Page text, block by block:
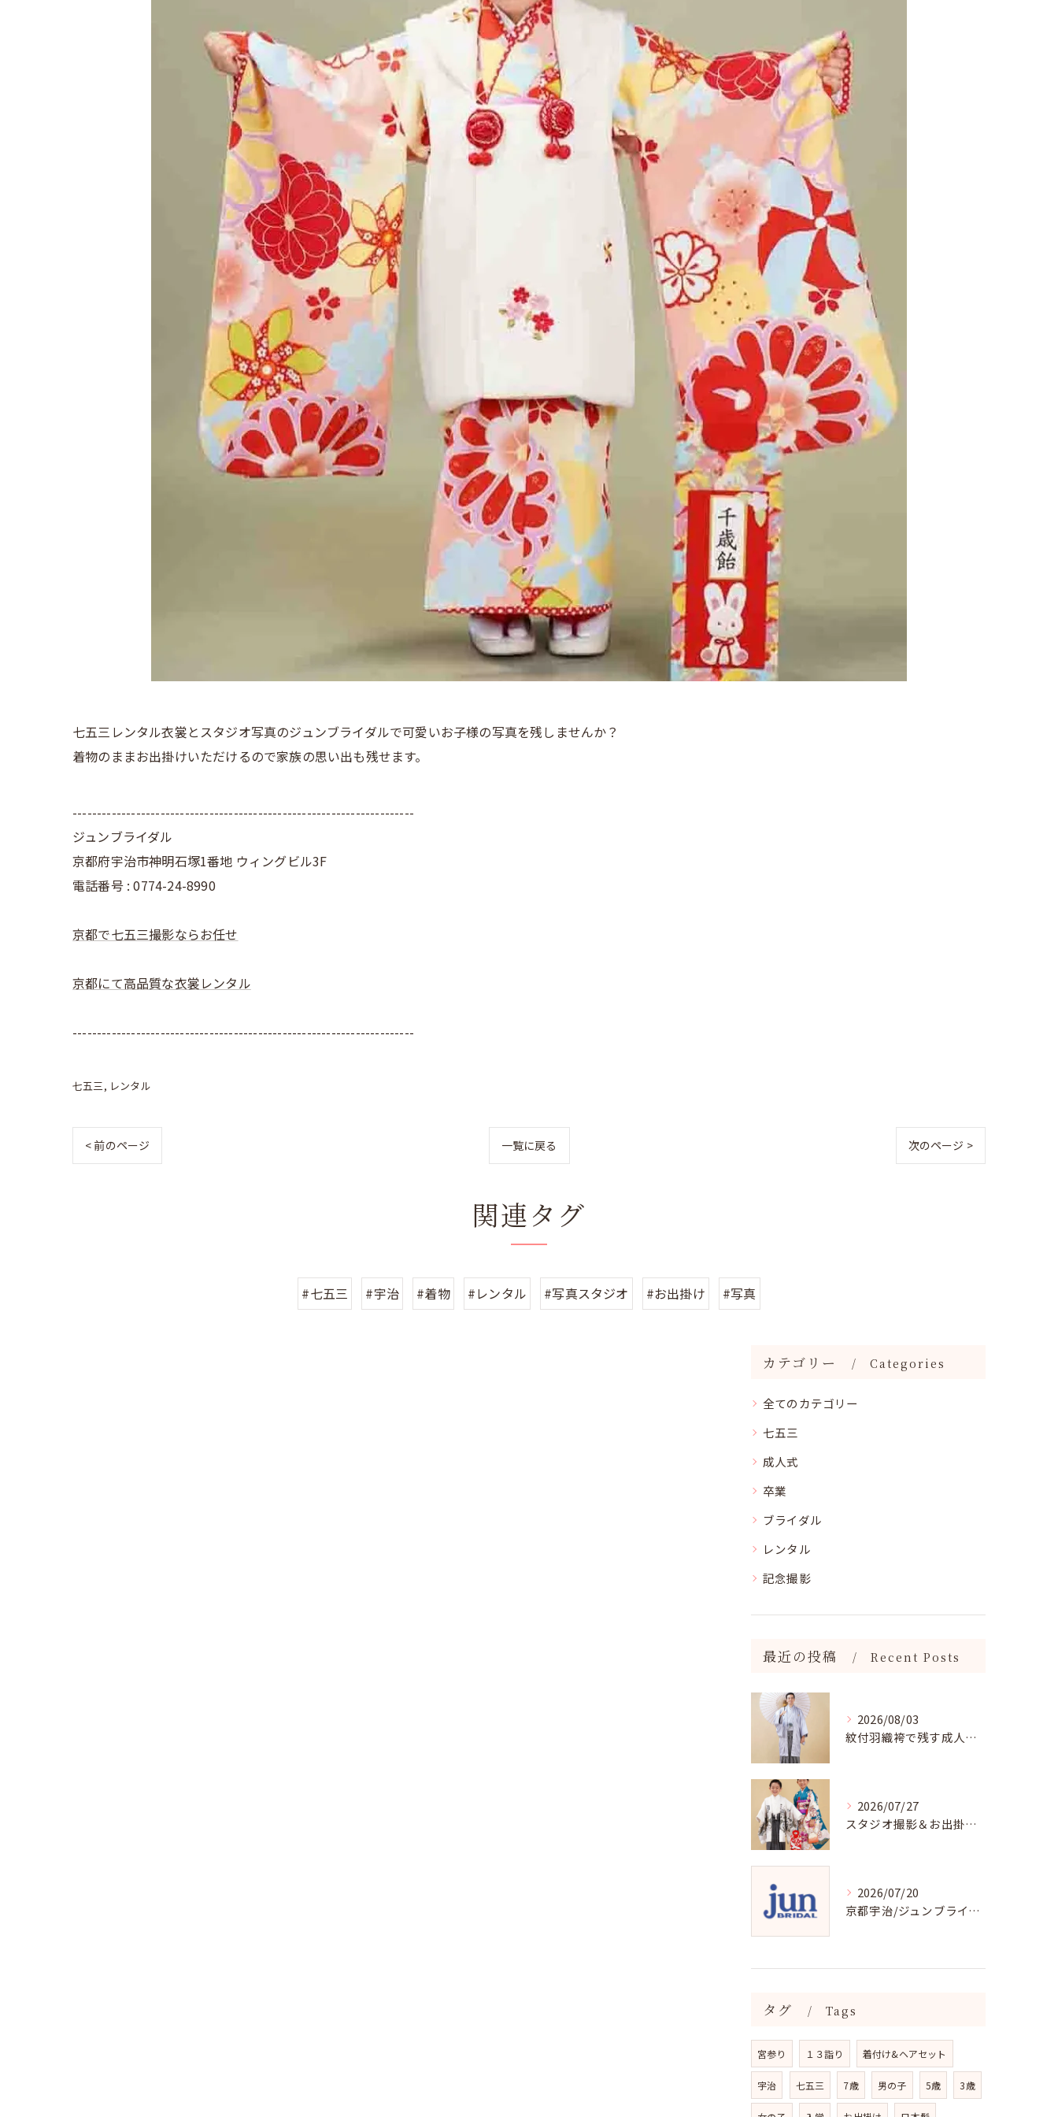
七五三レンタル衣裳とスタジオ写真のジュンブライダルで可愛いお子様の写真を残しませんか？
着物のままお出掛けいただけるので家族の思い出も残せます。
----------------------------------------------------------------------
ジュンブライダル
京都府宇治市神明石塚1番地 ウィングビル3F
電話番号 : 0774-24-8990
京都で七五三撮影ならお任せ
京都にて高品質な衣裳レンタル
----------------------------------------------------------------------
七五三 レンタル
< 前のページ 一覧に戻る 次のページ >
関連タグ
#七五三 #宇治 #着物 #レンタル #写真スタジオ #お出掛け #写真
カテゴリー Categories
全てのカテゴリー
七五三
成人式
卒業
ブライダル
レンタル
記念撮影
最近の投稿 Recent Posts
2026/08/03
紋付羽織袴で残す成人記念写真
2026/07/27
スタジオ撮影＆お出掛け七五三はジュンブライダル
2026/07/20
京都宇治/ジュンブライダル七五三衣裳均一料金
タグ Tags
宮参り １３詣り 着付け&ヘアセット
宇治 七五三 7歳 男の子 5歳 3歳